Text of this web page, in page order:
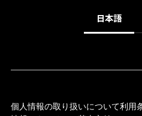
日本語
個人情報の取り扱いについて利用